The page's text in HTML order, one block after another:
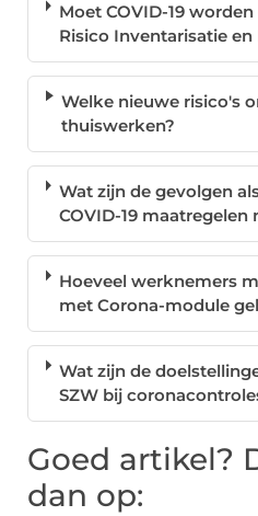
Moet COVID-19
Risico Inventarisatie en
Welke nieuwe risico's
thuiswerken?
Wat zijn de gevolgen
COVID-19 maatregelen
Hoeveel werknemers
met Corona-module
Wat zijn de
SZW bij
Goed artikel?
dan op: